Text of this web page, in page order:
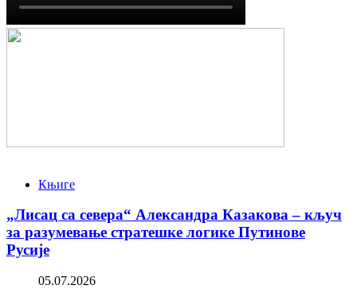
Књиге
„Лисац са севера“ Александра Казакова – кључ
за разумевање стратешке логике Путинове
Русије
05.07.2026